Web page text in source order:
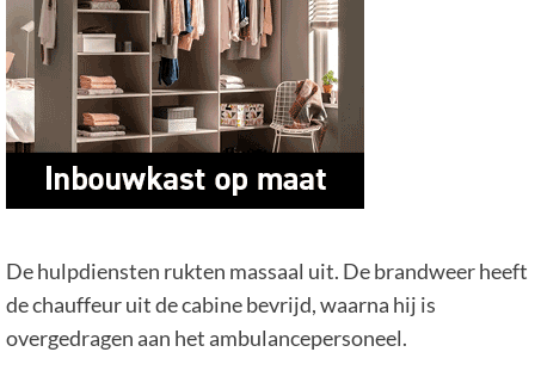
De hulpdiensten rukten massaal uit. De brandweer heeft
de chauffeur uit de cabine bevrijd, waarna hij is
overgedragen aan het ambulancepersoneel.